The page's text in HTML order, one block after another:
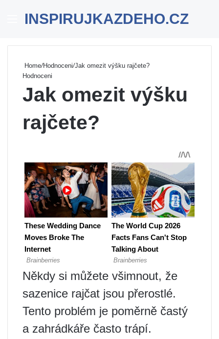
Menu
INSPIRUJKAZDEHO.CZ
Home/Hodnoceni/Jak omezit výšku rajčete?
Hodnoceni
Jak omezit výšku
rajčete?
Někdy si můžete všimnout, že
sazenice rajčat jsou přerostlé.
Tento problém je poměrně častý
a zahrádkáře často trápí.